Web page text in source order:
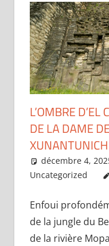
L’OMBRE
DE LA DAME
XUNANTUNICH
décembre 4,
Uncategorized
Enfoui
de la jungle du
de la rivière